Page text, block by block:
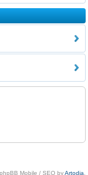
phpBB Mobile / SEO byArtodia